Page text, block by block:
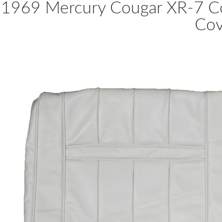
1969 Mercury Cougar XR-7